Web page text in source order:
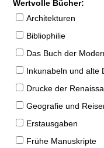
Wertvolle Bücher:
Architekturen
Bibliophilie
Das Buch der
Inkunabeln und alte
Drucke der
Geografie und
Erstausgaben
Frühe Manuskripte